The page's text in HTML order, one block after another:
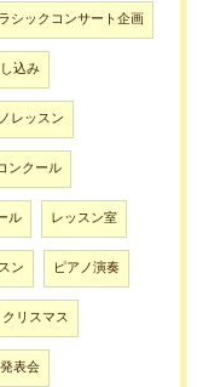
シックコンサート企画
込み
レッスン
ンクール
ル レッスン室
ン ピアノ演奏
クリスマス
発表会